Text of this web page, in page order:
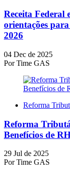
Receita Federal
orientações
2026
04 Dec de 2025
PorTime GAS
Reforma
Reforma
Benefícios de
29 Jul de 2025
PorTime GAS